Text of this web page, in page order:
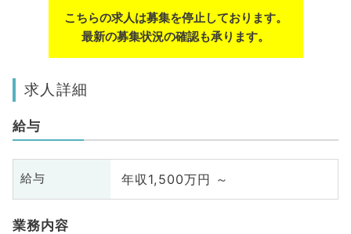
こちらの求人は募集を停止しております。
最新の募集状況の確認も承ります。
求人詳細
給与
給与 年収1,500万円 ～
業務内容